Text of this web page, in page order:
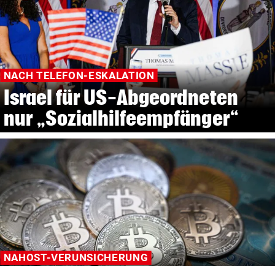
NACH TELEFON-ESKALATION
Israel für US-Abgeordneten
nur „Sozialhilfeempfänger“
NAHOST-VERUNSICHERUNG